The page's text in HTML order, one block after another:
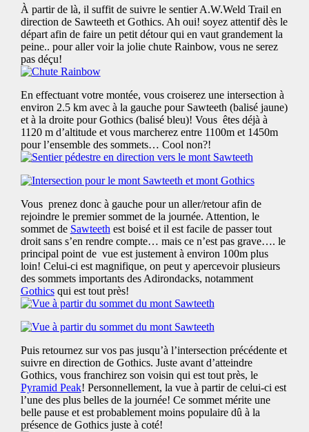
À partir de là, il suffit de suivre le sentier A.W.Weld Trail en
direction de Sawteeth et Gothics. Ah oui! soyez attentif dès le
départ afin de faire un petit détour qui en vaut grandement la
peine.. pour aller voir la jolie chute Rainbow, vous ne serez
pas déçu!
En effectuant votre montée, vous croiserez une intersection à
environ 2.5 km avec à la gauche pour Sawteeth (balisé jaune)
et à la droite pour Gothics (balisé bleu)! Vous êtes déjà à
1120 m d’altitude et vous marcherez entre 1100m et 1450m
pour l’ensemble des sommets… Cool non?!
Vous prenez donc à gauche pour un aller/retour afin de
rejoindre le premier sommet de la journée. Attention, le
sommet de Sawteeth est boisé et il est facile de passer tout
droit sans s’en rendre compte… mais ce n’est pas grave…. le
principal point de vue est justement à environ 100m plus
loin! Celui-ci est magnifique, on peut y apercevoir plusieurs
des sommets importants des Adirondacks, notamment
Gothicsqui est tout près!
Puis retournez sur vos pas jusqu’à l’intersection précédente et
suivre en direction de Gothics. Juste avant d’atteindre
Gothics, vous franchirez son voisin qui est tout près, le
Pyramid Peak! Personnellement, la vue à partir de celui-ci est
l’une des plus belles de la journée! Ce sommet mérite une
belle pause et est probablement moins populaire dû à la
présence de Gothics juste à coté!